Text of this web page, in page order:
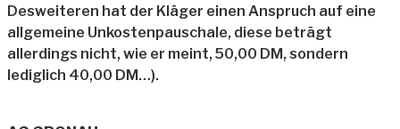
Desweiteren hat der Kläger einen Anspruch auf eine
allgemeine Unkostenpauschale, diese beträgt
allerdings nicht, wie er meint, 50,00 DM, sondern
lediglich 40,00 DM…).